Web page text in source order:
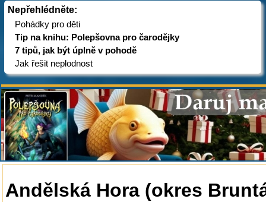
Nepřehlédněte:
Pohádky pro děti
Tip na knihu: Polepšovna pro čarodějky
7 tipů, jak být úplně v pohodě
Jak řešit neplodnost
Andělská Hora (okres